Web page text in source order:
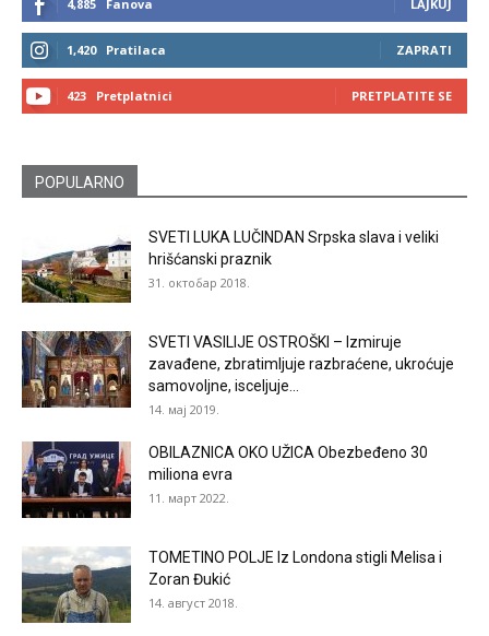
4,885 Fanova LAJKUJ
1,420 Pratilaca ZAPRATI
423 Pretplatnici PRETPLATITE SE
POPULARNO
SVETI LUKA LUČINDAN Srpska slava i veliki
hrišćanski praznik
31. октобар 2018.
SVETI VASILIJE OSTROŠKI – Izmiruje
zavađene, zbratimljuje razbraćene, ukroćuje
samovoljne, isceljuje...
14. мај 2019.
OBILAZNICA OKO UŽICA Obezbeđeno 30
miliona evra
11. март 2022.
TOMETINO POLJE Iz Londona stigli Melisa i
Zoran Đukić
14. август 2018.